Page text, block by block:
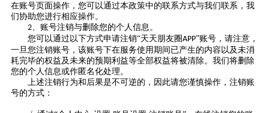
在账号页面操作，您可以通过本政策中的联系方式与我们联系，我
们协助您进行相应操作。
2、账号注销与删除您的个人信息。
您可以通过以下方式申请注销“天天朋友圈APP”账号，请注意，
一旦您注销账号，该账号下在服务使用期间已产生的内容以及未消
耗完毕的权益及未来的预期利益等全部权益将被清除。我们将删除
您的个人信息或作匿名化处理。
上述注销行为和后果是不可逆的，因此请您谨慎操作，注销账
号的方式：